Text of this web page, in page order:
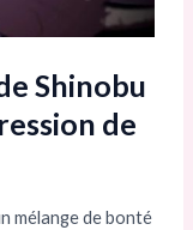
Shinobu
de
mélange de bonté